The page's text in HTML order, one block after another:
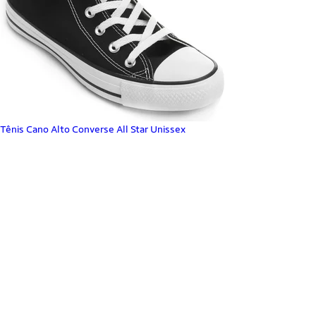
Tênis Cano Alto Converse All Star Unissex